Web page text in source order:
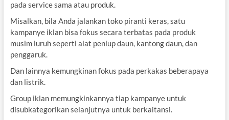
pada service sama atau produk.
Misalkan, bila Anda jalankan toko piranti keras, satu
kampanye iklan bisa fokus secara terbatas pada produk
musim luruh seperti alat peniup daun, kantong daun, dan
penggaruk.
Dan lainnya kemungkinan fokus pada perkakas beberapaya
dan listrik.
Group iklan memungkinkannya tiap kampanye untuk
disubkategorikan selanjutnya untuk berkaitansi.